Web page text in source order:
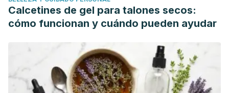
Journal of Dermatology.https://doi.org/10.1111/j.1346-
8138.2002.tb00277.x.
Schencke C, Vásquez B, et al. El rol de la miel en los
procesos morfofisiológicos de reparación de heridas.
International Journal of Morphology.
Marzo 2016. 34:1.
Tung-Chou W, Yuan-Sheng L, et al. Effect ofCinnamomum
osmophloelumkanehira leaf aqueous extract on dermal
Calcetines de gel para talones secos:
cómo funcionan y cuándo pueden ayudar